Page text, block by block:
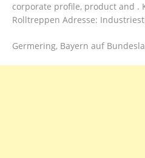
corporate profile, product and .
Rolltreppen Adresse:
Germering, Bayern auf